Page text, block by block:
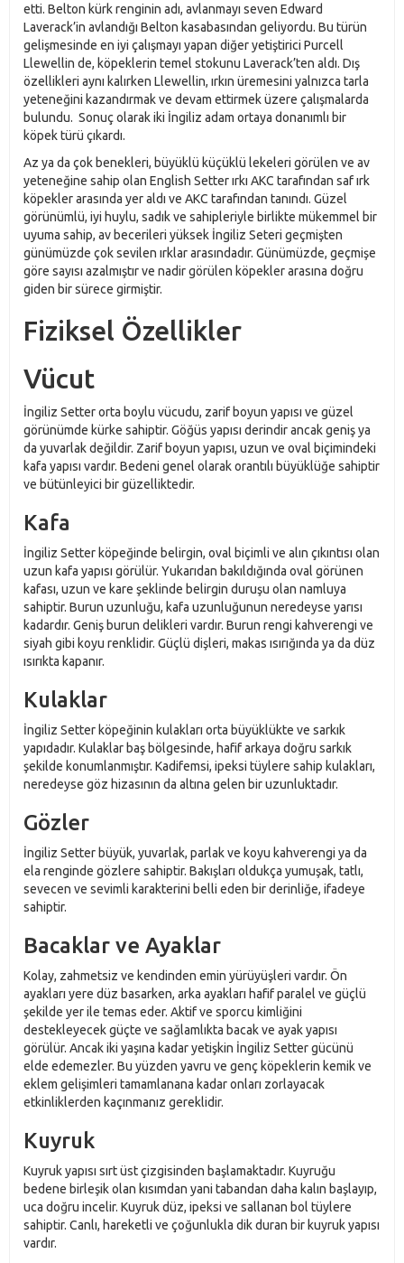
etti. Belton kürk renginin adı, avlanmayı seven Edward
Laverack’in avlandığı Belton kasabasından geliyordu. Bu türün
gelişmesinde en iyi çalışmayı yapan diğer yetiştirici Purcell
Llewellin de, köpeklerin temel stokunu Laverack’ten aldı. Dış
özellikleri aynı kalırken Llewellin, ırkın üremesini yalnızca tarla
yeteneğini kazandırmak ve devam ettirmek üzere çalışmalarda
bulundu. Sonuç olarak iki İngiliz adam ortaya donanımlı bir
köpek türü çıkardı.
Az ya da çok benekleri, büyüklü küçüklü lekeleri görülen ve av
yeteneğine sahip olan English Setter ırkı AKC tarafından saf ırk
köpekler arasında yer aldı ve AKC tarafından tanındı. Güzel
görünümlü, iyi huylu, sadık ve sahipleriyle birlikte mükemmel bir
uyuma sahip, av becerileri yüksek İngiliz Seteri geçmişten
günümüzde çok sevilen ırklar arasındadır. Günümüzde, geçmişe
göre sayısı azalmıştır ve nadir görülen köpekler arasına doğru
giden bir sürece girmiştir.
Fiziksel Özellikler
Vücut
İngiliz Setter orta boylu vücudu, zarif boyun yapısı ve güzel
görünümde kürke sahiptir. Göğüs yapısı derindir ancak geniş ya
da yuvarlak değildir. Zarif boyun yapısı, uzun ve oval biçimindeki
kafa yapısı vardır. Bedeni genel olarak orantılı büyüklüğe sahiptir
ve bütünleyici bir güzelliktedir.
Kafa
İngiliz Setter köpeğinde belirgin, oval biçimli ve alın çıkıntısı olan
uzun kafa yapısı görülür. Yukarıdan bakıldığında oval görünen
kafası, uzun ve kare şeklinde belirgin duruşu olan namluya
sahiptir. Burun uzunluğu, kafa uzunluğunun neredeyse yarısı
kadardır. Geniş burun delikleri vardır. Burun rengi kahverengi ve
siyah gibi koyu renklidir. Güçlü dişleri, makas ısırığında ya da düz
ısırıkta kapanır.
Kulaklar
İngiliz Setter köpeğinin kulakları orta büyüklükte ve sarkık
yapıdadır. Kulaklar baş bölgesinde, hafif arkaya doğru sarkık
şekilde konumlanmıştır. Kadifemsi, ipeksi tüylere sahip kulakları,
neredeyse göz hizasının da altına gelen bir uzunluktadır.
Gözler
İngiliz Setter büyük, yuvarlak, parlak ve koyu kahverengi ya da
ela renginde gözlere sahiptir. Bakışları oldukça yumuşak, tatlı,
sevecen ve sevimli karakterini belli eden bir derinliğe, ifadeye
sahiptir.
Bacaklar ve Ayaklar
Kolay, zahmetsiz ve kendinden emin yürüyüşleri vardır. Ön
ayakları yere düz basarken, arka ayakları hafif paralel ve güçlü
şekilde yer ile temas eder. Aktif ve sporcu kimliğini
destekleyecek güçte ve sağlamlıkta bacak ve ayak yapısı
görülür. Ancak iki yaşına kadar yetişkin İngiliz Setter gücünü
elde edemezler. Bu yüzden yavru ve genç köpeklerin kemik ve
eklem gelişimleri tamamlanana kadar onları zorlayacak
etkinliklerden kaçınmanız gereklidir.
Kuyruk
Kuyruk yapısı sırt üst çizgisinden başlamaktadır. Kuyruğu
bedene birleşik olan kısımdan yani tabandan daha kalın başlayıp,
uca doğru incelir. Kuyruk düz, ipeksi ve sallanan bol tüylere
sahiptir. Canlı, hareketli ve çoğunlukla dik duran bir kuyruk yapısı
vardır.